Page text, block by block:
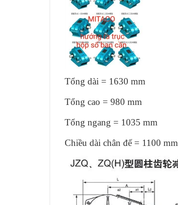
Tổng dài = 1630 mm
Tổng cao = 980 mm
Tổng ngang = 1035 mm
Chiều dài chân đế = 1100 mm